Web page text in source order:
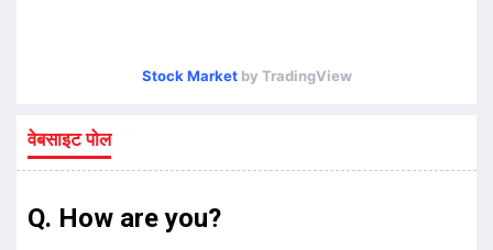
Stock Marketby TradingView
वेबसाइट पोल
Q. How are you?